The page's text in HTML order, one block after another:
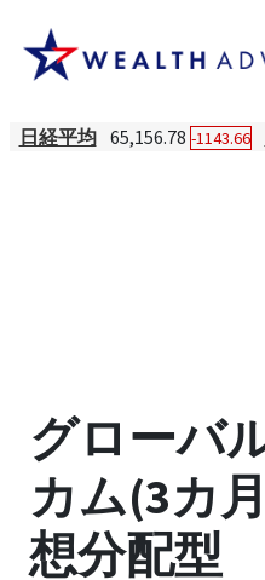
日経平均 65,156.78 -1143.66
グローバ
カム(3カ
想分配型